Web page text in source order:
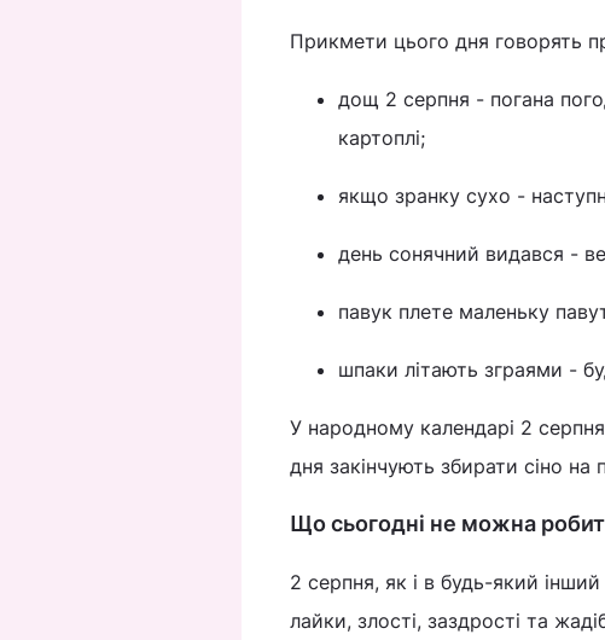
Прикмети цього дня говорять
дощ 2 серпня - погана
картоплі;
якщо зранку сухо -
день сонячний видався -
павук плете маленьку
шпаки літають зграями -
У народному календарі 2
дня закінчують збирати сіно
Що сьогодні не можна
2 серпня, як і в будь-який
лайки, злості, заздрості та